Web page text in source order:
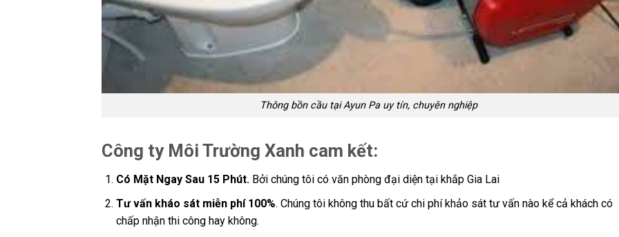
Thông bồn cầu tại Ayun Pa uy tín, chuyên nghiệp
Công ty Môi Trường Xanh cam kết:
Có Mặt Ngay Sau 15 Phút.Bởi chúng tôi có văn phòng đại diện tại khắp Gia Lai
Tư vấn kháo sát miễn phí 100%. Chúng tôi không thu bất cứ chi phí khảo sát tư vấn nào kể cả khách có
chấp nhận thi công hay không.